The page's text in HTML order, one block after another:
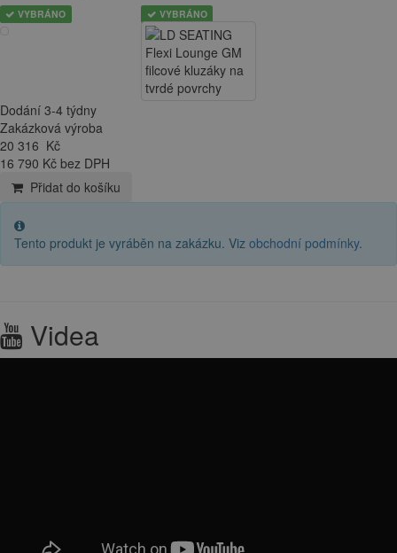
VYBRÁNO VYBRÁNO
Dodání 3-4 týdny
Zakázková výroba
20 316 Kč
16 790 Kč bez DPH
Přidat do košíku
Tento produkt je vyráběn na zakázku. Viz obchodní podmínky.
Videa